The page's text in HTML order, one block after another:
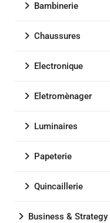
Bambinerie
Chaussures
Electronique
Eletromènager
Luminaires
Papeterie
Quincaillerie
Business & Strategy